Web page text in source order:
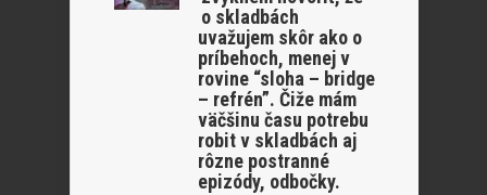
o skladbách
uvažujem skôr ako o
príbehoch, menej v
rovine “sloha – bridge
– refrén”. Čiže mám
väčšinu času potrebu
robit v skladbách aj
rôzne postranné
epizódy, odbočky.